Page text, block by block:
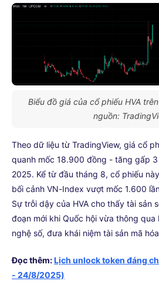
Biểu đồ giá của cổ phiếu HVA
nguồn:
Theo dữ liệu từ TradingView, giá cổ
quanh mốc 18.900 đồng - tăng gấp
2025. Kể từ đầu tháng 8, cổ phiếu
bối cảnh VN-Index vượt mốc 1.600
Sự trỗi dậy của HVA cho thấy tài sản
đoạn mới khi Quốc hội vừa thông qua
nghệ số, đưa khái niệm tài sản mã
Đọc thêm:Lịch unlock token đáng
- 24/8/2025)